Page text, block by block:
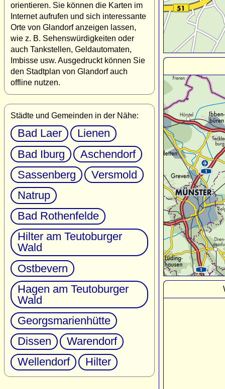
orientieren. Sie können die Karten im
Internet aufrufen und sich interessante
Orte von Glandorf anzeigen lassen,
wie z. B. Sehenswürdigkeiten oder
auch Tankstellen, Geldautomaten,
Imbisse usw. Ausgedruckt können Sie
den Stadtplan von Glandorf auch
offline nutzen.
Städte und Gemeinden in der Nähe:
Bad Laer
Lienen
Bad Iburg
Aschendorf
Sassenberg
Versmold
Natrup
Bad Rothenfelde
Hilter am Teutoburger
Wald
Ostbevern
Hagen am Teutoburger
Wald
Georgsmarienhütte
Dissen
Warendorf
Wellendorf
Hilter